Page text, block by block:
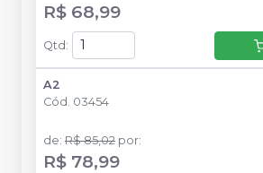
R$ 68,99
Qtd :
A2
Cód. 03454
de: R$ 85,02 por:
R$ 78,99